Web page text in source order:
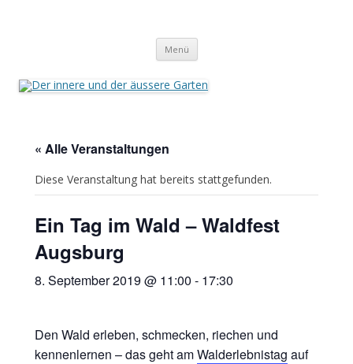
Menü Zum
springen
« Alle Veranstaltungen
Diese Veranstaltung hat bereits stattgefunden.
Ein Tag im Wald – Waldfest
Augsburg
8. September 2019 @ 11:00 - 17:30
Den Wald erleben, schmecken, riechen und
kennenlernen – das geht amWalderlebnistag auf